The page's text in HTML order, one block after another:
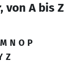
von A bis Z
M N O P
Z